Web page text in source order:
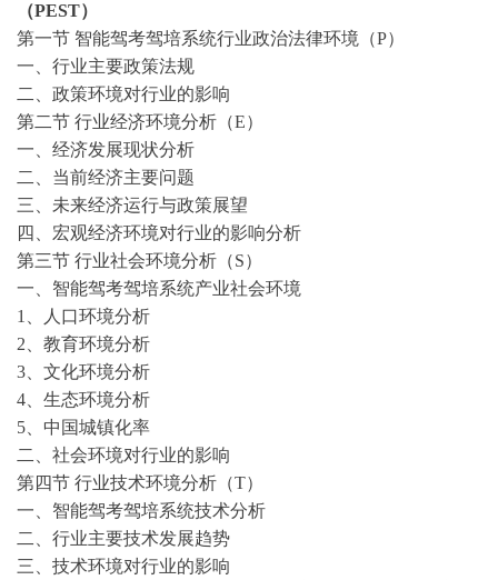
（PEST）
第一节 智能驾考驾培系统行业政治法律环境（P）
一、行业主要政策法规
二、政策环境对行业的影响
第二节 行业经济环境分析（E）
一、经济发展现状分析
二、当前经济主要问题
三、未来经济运行与政策展望
四、宏观经济环境对行业的影响分析
第三节 行业社会环境分析（S）
一、智能驾考驾培系统产业社会环境
1、人口环境分析
2、教育环境分析
3、文化环境分析
4、生态环境分析
5、中国城镇化率
二、社会环境对行业的影响
第四节 行业技术环境分析（T）
一、智能驾考驾培系统技术分析
二、行业主要技术发展趋势
三、技术环境对行业的影响